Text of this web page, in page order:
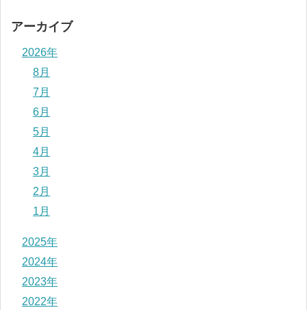
アーカイブ
2026年
8月
7月
6月
5月
4月
3月
2月
1月
2025年
2024年
2023年
2022年